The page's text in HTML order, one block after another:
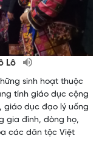
Lô
sinh hoạt thuộc
tính giáo dục cộng
giáo dục đạo lý uống
gia đình, dòng họ,
các dân tộc Việt